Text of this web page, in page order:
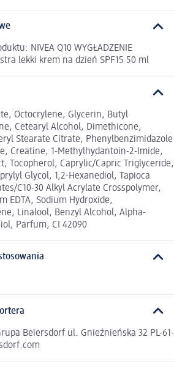
NIVEA Q10 WYGŁADZENIE
lekki krem na dzień SPF15 50 ml
Octocrylene, Glycerin, Butyl
Cetearyl Alcohol, Dimethicone,
Stearate Citrate, Phenylbenzimidazole
Creatine, 1-Methylhydantoin-2-Imide,
Tocopherol, Caprylic/Capric Triglyceride,
Glycol, 1,2-Hexanediol, Tapioca
C10-30 Alkyl Acrylate Crosspolymer,
EDTA, Sodium Hydroxide,
Linalool, Benzyl Alcohol, Alpha-
Parfum, CI 42090
Beiersdorf ul. Gnieźnieńska 32 PL-61-